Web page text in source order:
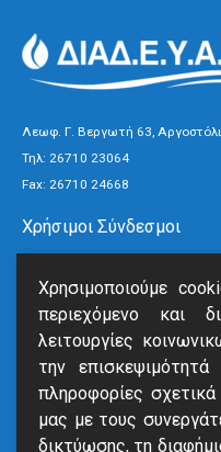
Λεωφ. Γ. Βεργωτή 63,
Τηλ: 26710 23064
Fax: 26710 24668
Χρήσιμοι Σύνδεσμοι
Ανακοινώσεις
Νέα
Επικοινωνία
Υπηρεσίες
Χρησιμοποιούμε
περιεχόμενο και
λειτουργίες
την
πληροφορίες
μας με τους
δικτύωσης, τη